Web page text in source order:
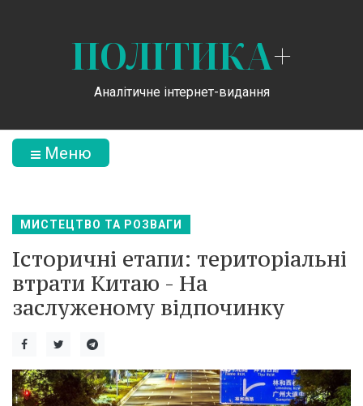
ПОЛІТИКА+
Аналітичне інтернет-видання
Меню
МИСТЕЦТВО ТА РОЗВАГИ
Історичні етапи: територіальні
втрати Китаю - На
заслуженому відпочинку